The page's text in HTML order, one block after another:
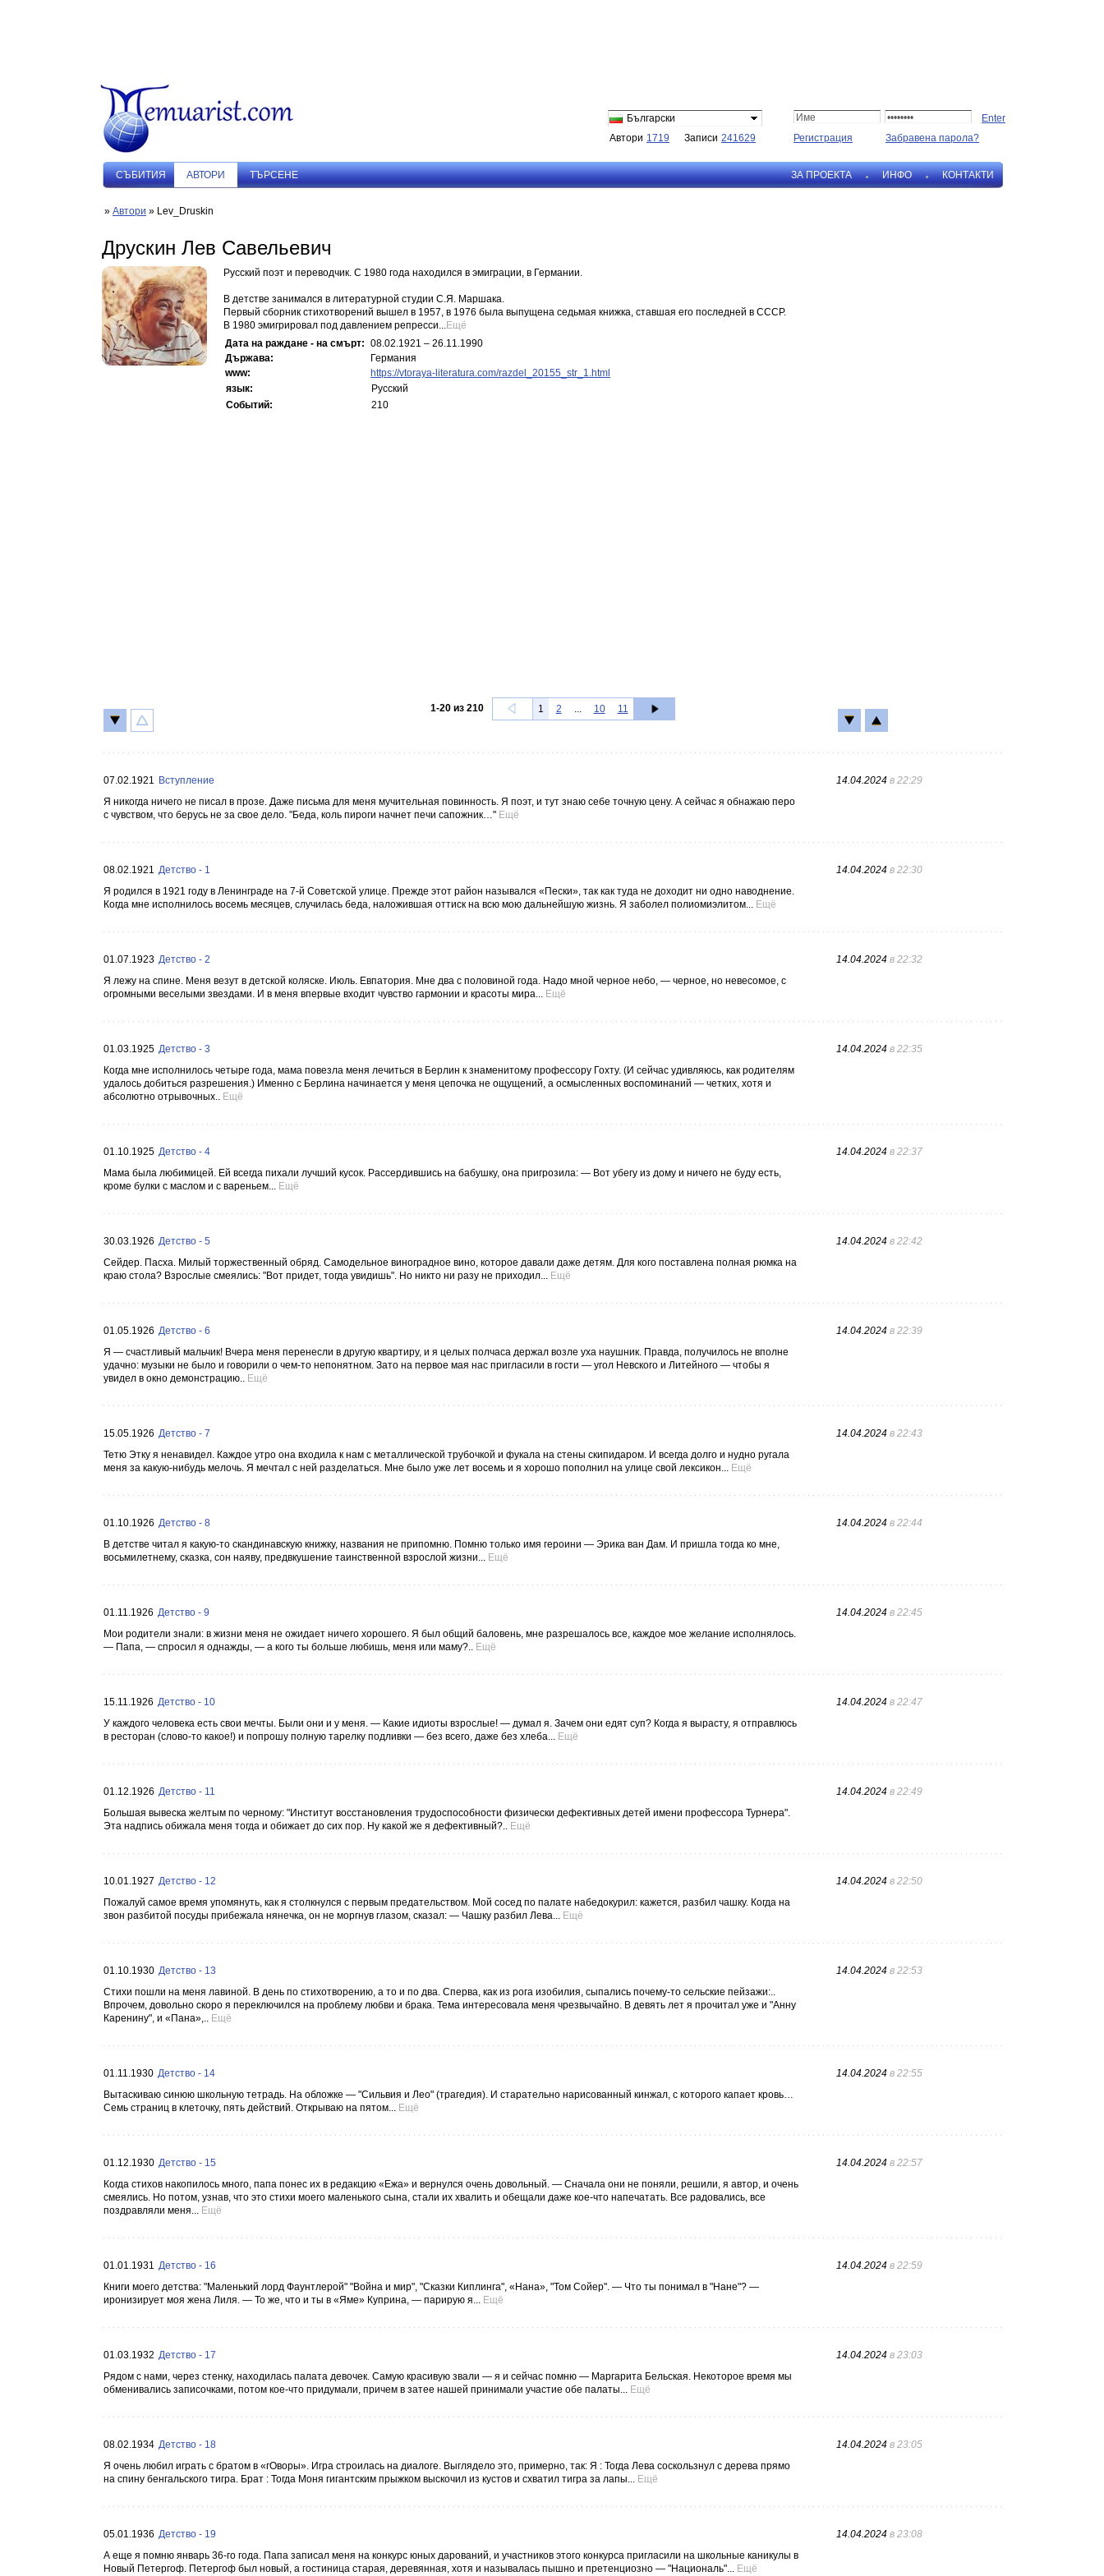
Български
Автори 1719 Записи 241629 Регистрация Забравена парола?
СЪБИТИЯ АВТОРИ ТЪРСЕНЕ ЗА ПРОЕКТА ИНФО КОНТАКТИ
» Автори » Lev_Druskin
Друскин Лев Савельевич
Русский поэт и переводчик. С 1980 года находился в эмиграции, в Германии.
В детстве занимался в литературной студии С.Я. Маршака.
Первый сборник стихотворений вышел в 1957, в 1976 была выпущена седьмая книжка, ставшая его последней в СССР.
В 1980 эмигрировал под давлением репресси...Ещё
Дата на раждане - на смърт: 08.02.1921 – 26.11.1990
Държава:
Германия
www:
https://vtoraya-literatura.com/razdel_20155_str_1.html
язык:
Русский
Событий:
210
1-20из 210 1 2 ... 10 11
07.02.1921 Вступление
Я никогда ничего не писал в прозе. Даже письма для меня мучительная повинность. Я поэт, и тут знаю себе точную цену. А сейчас я обнажаю перо
с чувством, что берусь не за свое дело. "Беда, коль пироги начнет печи сапожник…" Ещё
14.04.2024 в 22:29
08.02.1921 Детство - 1
Я родился в 1921 году в Ленинграде на 7-й Советской улице. Прежде этот район назывался «Пески», так как туда не доходит ни одно наводнение.
Когда мне исполнилось восемь месяцев, случилась беда, наложившая оттиск на всю мою дальнейшую жизнь. Я заболел полиомиэлитом... Ещё
14.04.2024 в 22:30
01.07.1923 Детство - 2
Я лежу на спине. Меня везут в детской коляске. Июль. Евпатория. Мне два с половиной года. Надо мной черное небо, — черное, но невесомое, с
огромными веселыми звездами. И в меня впервые входит чувство гармонии и красоты мира... Ещё
14.04.2024 в 22:32
01.03.1925 Детство - 3
Когда мне исполнилось четыре года, мама повезла меня лечиться в Берлин к знаменитому профессору Гохту. (И сейчас удивляюсь, как родителям
удалось добиться разрешения.) Именно с Берлина начинается у меня цепочка не ощущений, а осмысленных воспоминаний — четких, хотя и
абсолютно отрывочных.. Ещё
14.04.2024 в 22:35
01.10.1925 Детство - 4
Мама была любимицей. Ей всегда пихали лучший кусок. Рассердившись на бабушку, она пригрозила: — Вот убегу из дому и ничего не буду есть,
кроме булки с маслом и с вареньем... Ещё
14.04.2024 в 22:37
30.03.1926 Детство - 5
Сейдер. Пасха. Милый торжественный обряд. Самодельное виноградное вино, которое давали даже детям. Для кого поставлена полная рюмка на
краю стола? Взрослые смеялись: "Вот придет, тогда увидишь". Но никто ни разу не приходил... Ещё
14.04.2024 в 22:42
01.05.1926 Детство - 6
Я — счастливый мальчик! Вчера меня перенесли в другую квартиру, и я целых полчаса держал возле уха наушник. Правда, получилось не вполне
удачно: музыки не было и говорили о чем-то непонятном. Зато на первое мая нас пригласили в гости — угол Невского и Литейного — чтобы я
увидел в окно демонстрацию.. Ещё
14.04.2024 в 22:39
15.05.1926 Детство - 7
Тетю Этку я ненавидел. Каждое утро она входила к нам с металлической трубочкой и фукала на стены скипидаром. И всегда долго и нудно ругала
меня за какую-нибудь мелочь. Я мечтал с ней разделаться. Мне было уже лет восемь и я хорошо пополнил на улице свой лексикон... Ещё
14.04.2024 в 22:43
01.10.1926 Детство - 8
В детстве читал я какую-то скандинавскую книжку, названия не припомню. Помню только имя героини — Эрика ван Дам. И пришла тогда ко мне,
восьмилетнему, сказка, сон наяву, предвкушение таинственной взрослой жизни... Ещё
14.04.2024 в 22:44
01.11.1926 Детство - 9
Мои родители знали: в жизни меня не ожидает ничего хорошего. Я был общий баловень, мне разрешалось все, каждое мое желание исполнялось.
— Папа, — спросил я однажды, — а кого ты больше любишь, меня или маму?.. Ещё
14.04.2024 в 22:45
15.11.1926 Детство - 10
У каждого человека есть свои мечты. Были они и у меня. — Какие идиоты взрослые! — думал я. Зачем они едят суп? Когда я вырасту, я отправлюсь
в ресторан (слово-то какое!) и попрошу полную тарелку подливки — без всего, даже без хлеба... Ещё
14.04.2024 в 22:47
01.12.1926 Детство - 11
Большая вывеска желтым по черному: "Институт восстановления трудоспособности физически дефективных детей имени профессора Турнера".
Эта надпись обижала меня тогда и обижает до сих пор. Ну какой же я дефективный?.. Ещё
14.04.2024 в 22:49
10.01.1927 Детство - 12
Пожалуй самое время упомянуть, как я столкнулся с первым предательством. Мой сосед по палате набедокурил: кажется, разбил чашку. Когда на
звон разбитой посуды прибежала нянечка, он не моргнув глазом, сказал: — Чашку разбил Лева... Ещё
14.04.2024 в 22:50
01.10.1930 Детство - 13
Стихи пошли на меня лавиной. В день по стихотворению, а то и по два. Сперва, как из рога изобилия, сыпались почему-то сельские пейзажи:..
Впрочем, довольно скоро я переключился на проблему любви и брака. Тема интересовала меня чрезвычайно. В девять лет я прочитал уже и "Анну
Каренину", и «Пана»,.. Ещё
14.04.2024 в 22:53
01.11.1930 Детство - 14
Вытаскиваю синюю школьную тетрадь. На обложке — "Сильвия и Лео" (трагедия). И старательно нарисованный кинжал, с которого капает кровь…
Семь страниц в клеточку, пять действий. Открываю на пятом... Ещё
14.04.2024 в 22:55
01.12.1930 Детство - 15
Когда стихов накопилось много, папа понес их в редакцию «Ежа» и вернулся очень довольный. — Сначала они не поняли, решили, я автор, и очень
смеялись. Но потом, узнав, что это стихи моего маленького сына, стали их хвалить и обещали даже кое-что напечатать. Все радовались, все
поздравляли меня... Ещё
14.04.2024 в 22:57
01.01.1931 Детство - 16
Книги моего детства: "Маленький лорд Фаунтлерой" "Война и мир", "Сказки Киплинга", «Нана», "Том Сойер". — Что ты понимал в "Нане"? —
иронизирует моя жена Лиля. — То же, что и ты в «Яме» Куприна, — парирую я... Ещё
14.04.2024 в 22:59
01.03.1932 Детство - 17
Рядом с нами, через стенку, находилась палата девочек. Самую красивую звали — я и сейчас помню — Маргарита Бельская. Некоторое время мы
обменивались записочками, потом кое-что придумали, причем в затее нашей принимали участие обе палаты... Ещё
14.04.2024 в 23:03
08.02.1934 Детство - 18
Я очень любил играть с братом в «гОворы». Игра строилась на диалоге. Выглядело это, примерно, так: Я : Тогда Лева соскользнул с дерева прямо
на спину бенгальского тигра. Брат : Тогда Моня гигантским прыжком выскочил из кустов и схватил тигра за лапы... Ещё
14.04.2024 в 23:05
05.01.1936 Детство - 19
А еще я помню январь 36-го года. Папа записал меня на конкурс юных дарований, и участников этого конкурса пригласили на школьные каникулы в
Новый Петергоф. Петергоф был новый, а гостиница старая, деревянная, хотя и называлась пышно и претенциозно — "Националь"... Ещё
14.04.2024 в 23:08